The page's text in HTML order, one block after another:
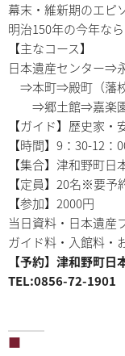
幕末・維新期のエピ
明治150年の今年な
【主なコース】
日本遺産センター⇒
⇒本町⇒殿町（藩校
⇒郷土館⇒嘉楽
【ガイド】歴史家・
【時間】9：30-12：
【集合】津和野町日
【定員】20名※要予
【参加】2000円
当日資料・日本遺産
ガイド料・入館料・
【予約】津和野町日
TEL:0856-72-1901